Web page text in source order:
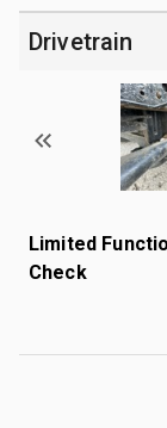
Drivetrain
Limited
Check